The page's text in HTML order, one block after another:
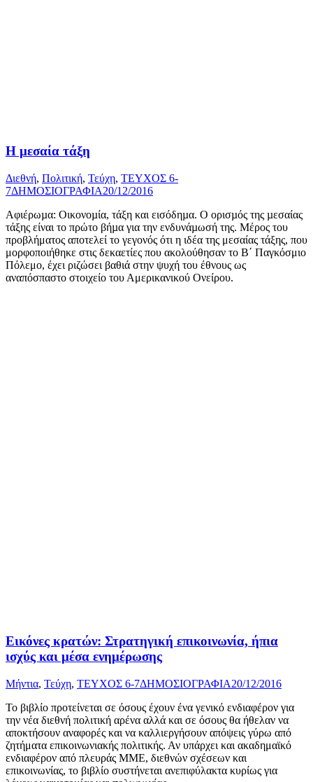
Η μεσαία τάξη
Διεθνή, Πολιτική, Τεύχη, ΤΕΥΧΟΣ 6-
7ΔΗΜΟΣΙΟΓΡΑΦΙΑ20/12/2016
Αφιέρωµα: Οικονοµία, τάξη και εισόδηµα. Ο ορισµός της µεσαίας
τάξης είναι το πρώτο βήµα για την ενδυνάµωσή της. Μέρος του
προβλήματος αποτελεί το γεγονός ότι η ιδέα της μεσαίας τάξης, που
μορφοποιήθηκε στις δεκαετίες που ακολούθησαν το Β΄ Παγκόσμιο
Πόλεμο, έχει ριζώσει βαθιά στην ψυχή του έθνους ως
αναπόσπαστο στοιχείο του Αμερικανικού Ονείρου.
Εικόνες κρατών: Στρατηγική επικοινωνία, ήπια
ισχύς και μέσα ενημέρωσης
Μήντια, Τεύχη, ΤΕΥΧΟΣ 6-7ΔΗΜΟΣΙΟΓΡΑΦΙΑ20/12/2016
Το βιβλίο προτείνεται σε όσους έχουν ένα γενικό ενδιαφέρον για
την νέα διεθνή πολιτική αρένα αλλά και σε όσους θα ήθελαν να
αποκτήσουν αναφορές και να καλλιεργήσουν απόψεις γύρω από
ζητήματα επικοινωνιακής πολιτικής. Αν υπάρχει και ακαδημαϊκό
ενδιαφέρον από πλευράς ΜΜΕ, διεθνών σχέσεων και
επικοινωνίας, το βιβλίο συστήνεται ανεπιφύλακτα κυρίως για